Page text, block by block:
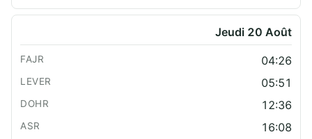
Jeudi 20 Août
04:26
05:51
12:36
16:08